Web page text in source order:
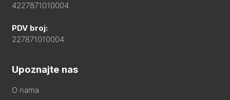
4227871010004
PDV broj:
227871010004
Upoznajte nas
O nama